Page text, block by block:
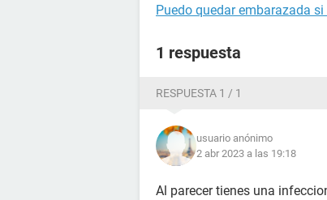
Puedo quedar embarazada
1 respuesta
RESPUESTA 1 / 1
usuario anónimo
2 abr 2023 a las 19:18
Al parecer tienes una